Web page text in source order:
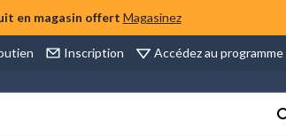
en magasin offert Magasinez
Inscription Accédez au